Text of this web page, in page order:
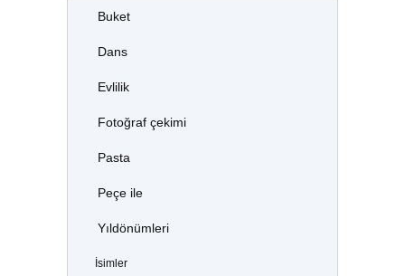
Buket
Dans
Evlilik
Fotoğraf çekimi
Pasta
Peçe ile
Yıldönümleri
İsimler